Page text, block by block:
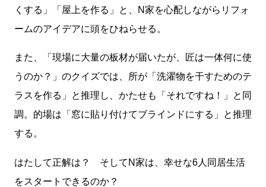
くする」「屋上を作る」と、N家を心配しながらリフォ
ームのアイデアに頭をひねらせる。
また、「現場に大量の板材が届いたが、匠は一体何に使
うのか？」のクイズでは、所が「洗濯物を干すためのテ
ラスを作る」と推理し、かたせも「それですね！」と同
調。的場は「窓に貼り付けてブラインドにする」と推理
する。
はたして正解は？ そしてN家は、幸せな6人同居生活
をスタートできるのか？